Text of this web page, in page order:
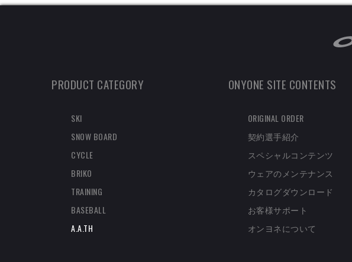
PRODUCT CATEGORY
SKI
SNOW BOARD
CYCLE
BRIKO
TRAINING
BASEBALL
A.A.TH
ONYONE SITE CONTENTS
ORIGINAL ORDER
契約選手紹介
スペシャルコンテンツ
ウェアのメンテナンス
カタログダウンロード
お客様サポート
オンヨネについて